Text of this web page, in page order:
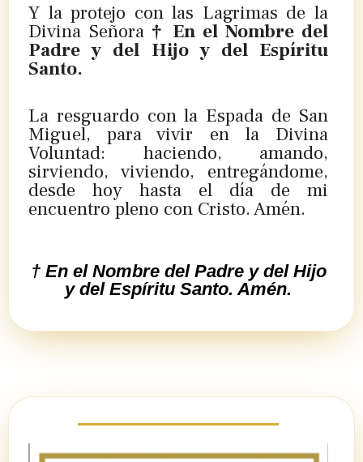
Y la protejo con las Lagrimas de la
Divina Señora † En el Nombre del
Padre y del Hijo y del Espíritu
Santo.
La resguardo con la Espada de San
Miguel, para vivir en la Divina
Voluntad: haciendo, amando,
sirviendo, viviendo, entregándome,
desde hoy hasta el día de mi
encuentro pleno con Cristo. Amén.
† En el Nombre del Padre y del Hijo
y del Espíritu Santo. Amén.